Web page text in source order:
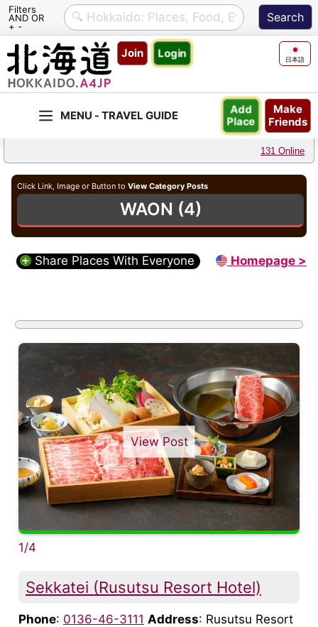
Filters
AND OR
+ -
Skip
content
Join Login 日本語
Make
Friends
Add
Place
131 Online
Click Link, Image or Button to View Category Posts
WAON (4)
Share Places With Everyone Homepage >
View Post
1/4
Sekkatei (Rusutsu Resort Hotel)
Phone: 0136-46-3111 Address: Rusutsu Resort